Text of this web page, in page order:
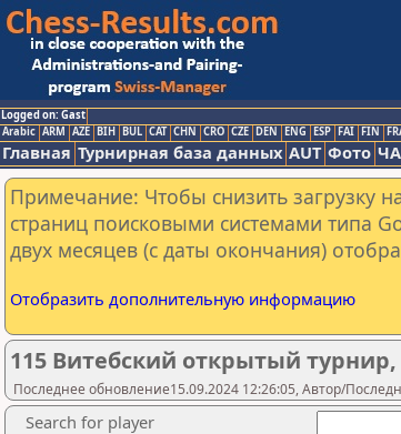
Logged on: Gast
Arabic ARM AZE BIH BUL CAT CHN CRO CZE DEN ENG ESP FAI FIN
Главная Турнирная база данных AUT Фото
Примечание: Чтобы снизить загрузку
страниц поисковыми системами типа
двух месяцев (с даты окончания)
Отобразить дополнительную информацию
115 Витебский открытый
Последнее обновление15.09.2024 12:26:05, Автор/
Search for player